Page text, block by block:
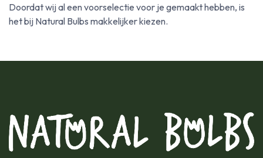
Doordat wij al een voorselectie voor je gemaakt hebben, is
het bij Natural Bulbs makkelijker kiezen.